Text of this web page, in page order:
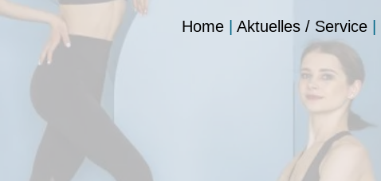
Home| Aktuelles / Service|